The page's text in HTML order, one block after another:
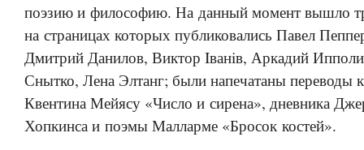
поэзию и философию. На данный момент вышло
на страницах которых публиковались Павел
Дмитрий Данилов, Виктор Iванiв, Аркадий
Снытко, Лена Элтанг; были напечатаны переводы
Квентина Мейясу «Число и сирена», дневника
Хопкинса и поэмы Малларме «Бросок костей».